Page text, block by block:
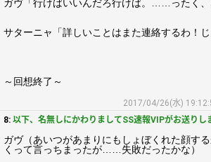
ガヴ「行けばいいんだろ行けば。……ったく、
サターニャ「詳しいことはまた連絡するわ！じ
～回想終了～
2017/04/26(水)
8: 以下、名無しにかわりましてSS速報VIPがお送りし
ガヴ（あいつがあまりにもしょぼくれた顔す
くって言っちまったが……失敗だったかな）